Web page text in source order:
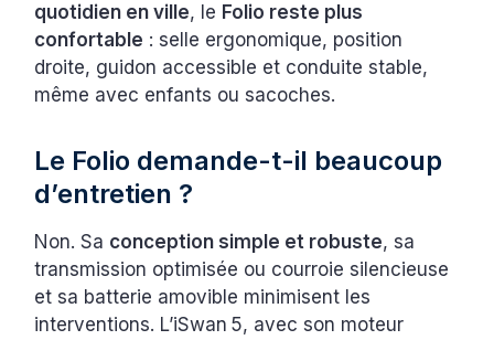
quotidien en ville, le Folio reste plus
confortable : selle ergonomique, position
droite, guidon accessible et conduite stable,
même avec enfants ou sacoches.
Le Folio demande-t-il beaucoup
d’entretien ?
Non. Sa conception simple et robuste, sa
transmission optimisée ou courroie silencieuse
et sa batterie amovible minimisent les
interventions. L’iSwan 5, avec son moteur